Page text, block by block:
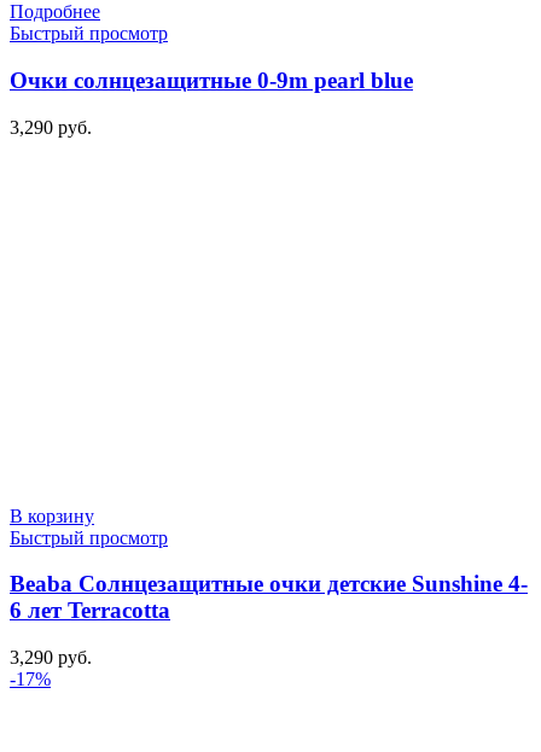
Подробнее
Быстрый просмотр
Очки солнцезащитные 0-9m pearl blue
3,290 руб.
В корзину
Быстрый просмотр
Beaba Солнцезащитные очки детские Sunshine 4-
6 лет Terracotta
3,290 руб.
-17%